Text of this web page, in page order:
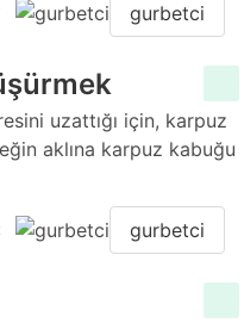
gurbetci
uzattığı için, karpuz
aklına karpuz kabuğu
gurbetci